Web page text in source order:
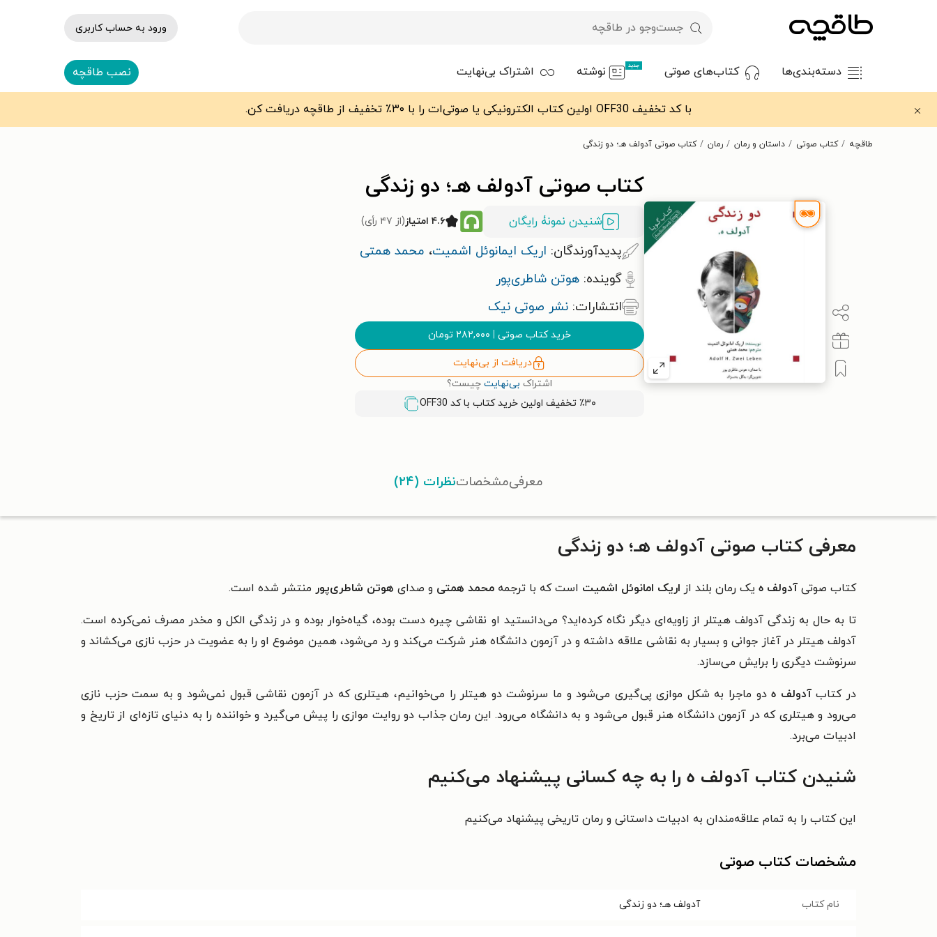
ورود به حساب کاربری
دسته‌بندی‌ها کتاب‌های صوتی جدید نوشته اشتراک بی‌نهایت نصب طاقچه
با کد تخفیف OFF30 اولین کتاب الکترونیکی یا صوتی‌ات را با ۳۰٪ تخفیف از طاقچه دریافت کن.
طاقچه کتاب صوتی داستان و رمان رمان کتاب صوتی آدولف هـ؛ دو زندگی
کتاب صوتی آدولف هـ؛ دو زندگی
شنیدن نمونۀ رایگان ۴.۶ امتیاز (از ۴۷ رأی)
پدیدآورندگان: اریک ایمانوئل اشمیت، محمد همتی
گوینده: هوتن شاطری‌پور
انتشارات: نشر صوتی نیک
خرید کتاب صوتی | ۲۸۲,۰۰۰ تومان
دریافت از بی‌نهایت
اشتراک بی‌نهایت چیست؟
٪۳۰ تخفیف اولین خرید کتاب با کد
OFF30
معرفیمشخصاتنظرات (۲۴)
معرفی کتاب صوتی آدولف هـ؛ دو زندگی
کتاب صوتی آدولف ه یک رمان بلند از اریک امانوئل اشمیت است که با ترجمه محمد همتی و صدای هوتن شاطری‌پور منتشر شده است.
تا به حال به زندگی آدولف هیتلر از زاویه‌ای دیگر نگاه کرده‌اید؟ می‌دانستید او نقاشی چیره دست بوده، گیاه‌خوار بوده و در زندگی الکل و مخدر مصرف نمی‌کرده است.
آدولف هیتلر در آغاز جوانی و بسیار به نقاشی علاقه داشته و در آزمون دانشگاه هنر شرکت می‌کند و رد می‌شود، همین موضوع او را به عضویت در حزب نازی می‌کشاند و
سرنوشت دیگری را برایش می‌سازد.
در کتابآدولف هدو ماجرا به شکل موازی پی‌گیری می‌شود و ما سرنوشت دو هیتلر را می‌خوانیم، هیتلری که در آزمون نقاشی قبول نمی‌شود و به سمت حزب نازی
می‌رود و هیتلری که در آزمون دانشگاه هنر قبول می‌شود و به دانشگاه می‌رود. این رمان جذاب دو روایت موازی را پیش می‌گیرد و خواننده را به دنیای تازه‌ای از تاریخ و
ادبیات می‌برد.
شنیدن کتاب آدولف ه را به چه کسانی پیشنهاد می‌کنیم
این کتاب را به تمام علاقه‌مندان به ادبیات داستانی و رمان تاریخی پیشنهاد می‌کنیم
مشخصات کتاب صوتی
نام کتاب آدولف هـ؛ دو زندگی